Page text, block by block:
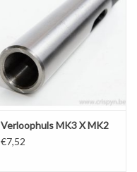
Verloophuls MK3 X MK2
€7,52